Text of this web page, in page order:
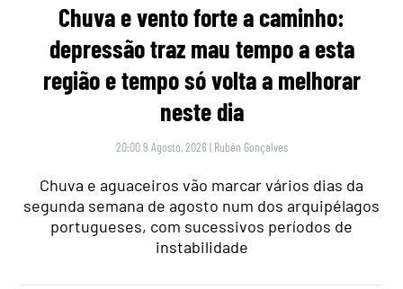
Chuva e vento forte a caminho:
depressão traz mau tempo a esta
região e tempo só volta a melhorar
neste dia
20:00 9 Agosto, 2026 | Rubén Gonçalves
Chuva e aguaceiros vão marcar vários dias da
segunda semana de agosto num dos arquipélagos
portugueses, com sucessivos períodos de
instabilidade